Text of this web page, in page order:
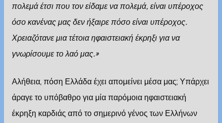
πολεμά έτσι που τον είδαμε να πολεμά, είναι υπέροχος
όσο κανένας μας δεν ήξαιρε πόσο είναι υπέροχος.
Χρειαζότανε μια τέτοια ηφαιστειακή έκρηξι για να
γνωρίσουμε το λαό μας.»
Αλήθεια, πόση Ελλάδα έχει απομείνει μέσα μας; Υπάρχει
άραγε το υπόβαθρο για μία παρόμοια ηφαιστειακή
έκρηξη καρδιάς από το σημερινό γένος των Ελλήνων